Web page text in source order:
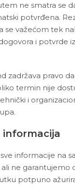
ne smatra se
potvrđena.
se važećom tek
i potvrde
zadržava pravo
termin nije
i
informacija
informacije na
ne garantujemo
potpuno